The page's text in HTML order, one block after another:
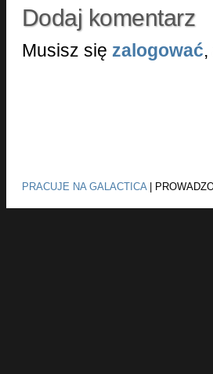
Dodaj komentarz
Musisz się zalogować
PRACUJE NA GALACTICA|